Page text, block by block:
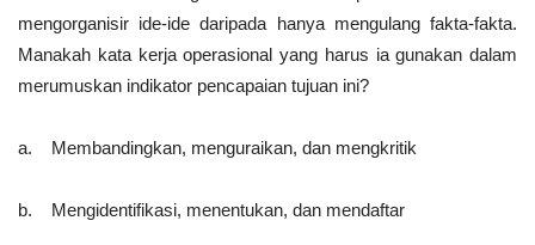
mengorganisir ide-ide daripada hanya mengulang fakta-fakta.
Manakah kata kerja operasional yang harus ia gunakan dalam
merumuskan indikator pencapaian tujuan ini?
a. Membandingkan, menguraikan, dan mengkritik
b. Mengidentifikasi, menentukan, dan mendaftar